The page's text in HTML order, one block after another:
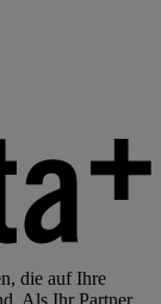
die auf Ihre
Als Ihr Partner